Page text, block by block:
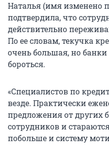
Наталья (имя изменено
подтвердила, что
действительно
По ее словам, текучка
очень большая, но банки
бороться.
«Специалистов по
везде. Практически
предложения от других
сотрудников и
побольше и систему